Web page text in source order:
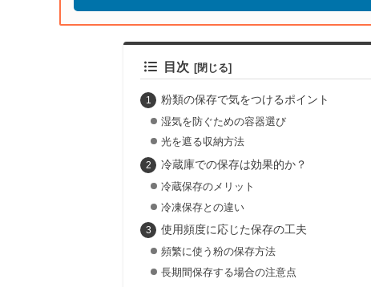
目次
粉類の保存で気をつけるポイント
湿気を防ぐための容器選び
光を遮る収納方法
冷蔵庫での保存は効果的か？
冷蔵保存のメリット
冷凍保存との違い
使用頻度に応じた保存の工夫
頻繁に使う粉の保存方法
長期間保存する場合の注意点